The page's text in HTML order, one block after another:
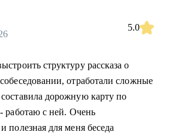
5.0
структуру рассказа о
отработали сложные
дорожную карту по
работаю с ней. Очень
полезная для меня беседа